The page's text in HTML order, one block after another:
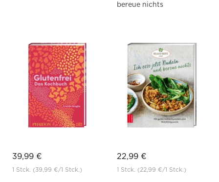
39,99 €
1 Stck. (39,99 €/1 Stck.)
bereue nichts
22,99 €
1 Stck. (22,99 €/1 Stck.)